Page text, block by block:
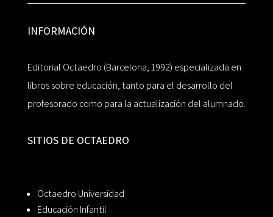
INFORMACIÓN
Editorial Octaedro (Barcelona, 1992) especializada en
libros sobre educación, tanto para el desarrollo del
profesorado como para la actualización del alumnado.
SITIOS DE OCTAEDRO
Octaedro Universidad
Educación Infantil